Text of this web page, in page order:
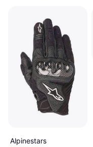
Alpinestars